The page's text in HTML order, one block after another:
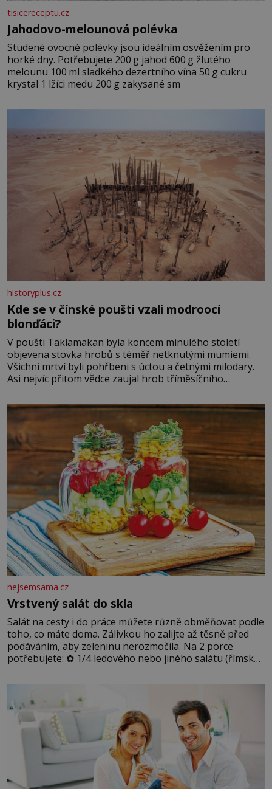
tisicereceptu.cz
Jahodovo-melounová polévka
Studené ovocné polévky jsou ideálním osvěžením pro
horké dny. Potřebujete 200 g jahod 600 g žlutého
melounu 100 ml sladkého dezertního vína 50 g cukru
krystal 1 lžíci medu 200 g zakysané sm
historyplus.cz
Kde se v čínské poušti vzali modroocí
blonďáci?
V poušti Taklamakan byla koncem minulého století
objevena stovka hrobů s téměř netknutými mumiemi.
Všichni mrtví byli pohřbeni s úctou a četnými milodary.
Asi nejvíc přitom vědce zaujal hrob tříměsíčního
blonďaté vlásky. Fakt, že jsou těla dávných lidí nesmírně
dobře zachovalá, přičítají odborníci zdejším klimatickým
podmínkám. Sucho, prosolené písky a extrémně
nejsemsama.cz
Vrstvený salát do skla
Salát na cesty i do práce můžete různě obměňovat podle
toho, co máte doma. Zálivkou ho zalijte až těsně před
podáváním, aby zeleninu nerozmočila. Na 2 porce
potřebujete: ✿ 1/4 ledového nebo jiného salátu (římský
okurky ✿ 2 rajčata Zálivka: ✿ 4 lžíce olivového oleje ✿ 1
lžíci citronové šťávy ✿ ½ stroužku